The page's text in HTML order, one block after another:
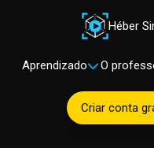
Héber
Aprendizado O
Criar conta